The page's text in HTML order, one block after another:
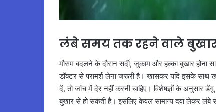
लंबे समय तक रहने वाले
मौसम बदलने के दौरान सर्दी, जुकाम और हल्का बुखार होना
डॉक्टर से परामर्श लेना जरूरी है। खासकर यदि इसके साथ
दें, तो जांच में देर नहीं करनी चाहिए। विशेषज्ञों के अनुसार
बुखार से हो सकती है। इसलिए केवल सामान्य दवा लेकर लंबे